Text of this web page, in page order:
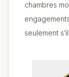
chambres
seulement